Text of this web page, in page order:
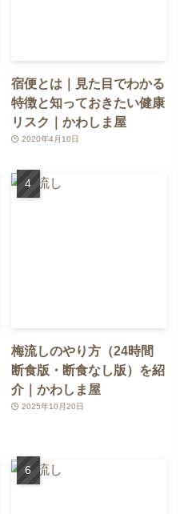
宿便とは｜見た目でわかる
特徴と知っておきたい健康
リスク｜かわしま屋
2020年4月10日
梅流しのやり方（24時間
断食版・断食なし版）を紹
介｜かわしま屋
2025年10月20日